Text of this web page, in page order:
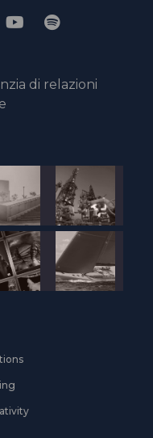
della
giuria
online
di relazioni